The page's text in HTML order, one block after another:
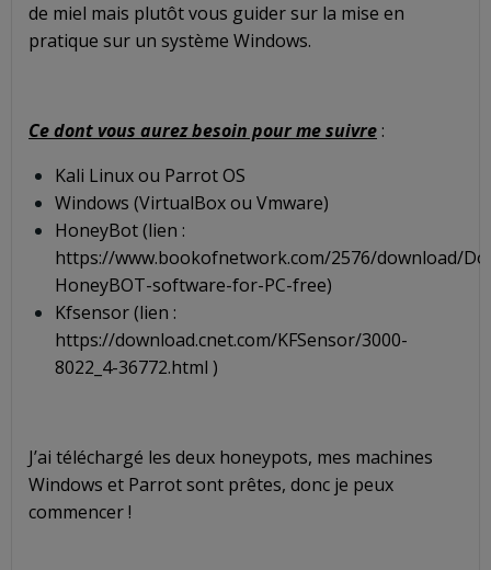
de miel mais plutôt vous guider sur la mise en
pratique sur un système Windows.
Ce dont vous aurez besoin pour me suivre :
Kali Linux ou Parrot OS
Windows (VirtualBox ou Vmware)
HoneyBot (lien :
https://www.bookofnetwork.com/2576/download/
HoneyBOT-software-for-PC-free)
Kfsensor (lien :
https://download.cnet.com/KFSensor/3000-
8022_4-36772.html )
J’ai téléchargé les deux honeypots, mes machines
Windows et Parrot sont prêtes, donc je peux
commencer !